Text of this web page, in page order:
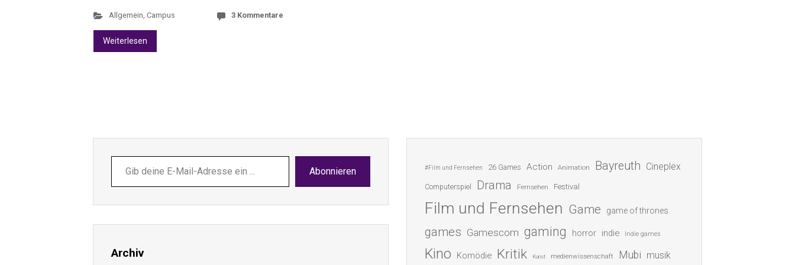
Allgemein, Campus 3 Kommentare
Weiterlesen
deine
E-
ein ...
Abonnieren
Archiv
#Film und Fernsehen 26 Games Action Animation Bayreuth Cineplex
Computerspiel Drama Fernsehen Festival
Film und Fernsehen Game game of thrones
games Gamescom gaming horror indie Indie games
Kino Komödie Kritik Kunst medienwissenschaft Mubi musik